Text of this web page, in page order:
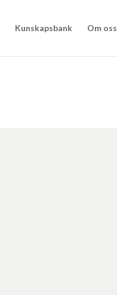
Kunskapsbank Om oss